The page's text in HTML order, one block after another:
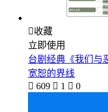
收藏
立即使用
台剧经典《我们与
宽恕的界线
 609  1  0